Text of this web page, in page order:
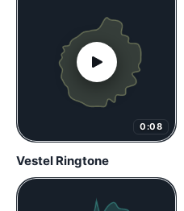
0:08
Vestel Ringtone